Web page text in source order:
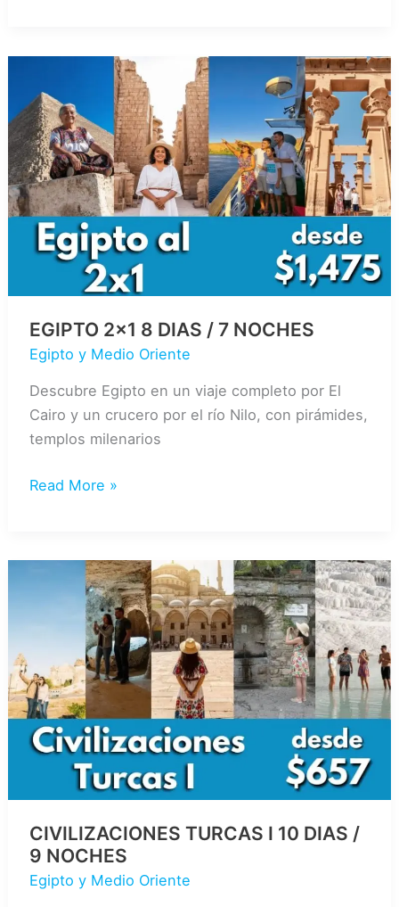
DIAS
3
NOCHES
EGIPTO 2×1 8 DIAS / 7 NOCHES
Egipto y Medio Oriente
Descubre Egipto en un viaje completo por El
Cairo y un crucero por el río Nilo, con pirámides,
templos milenarios
EGIPTO
DIAS
NOCHES
Read More »
CIVILIZACIONES TURCAS I 10 DIAS /
9 NOCHES
Egipto y Medio Oriente